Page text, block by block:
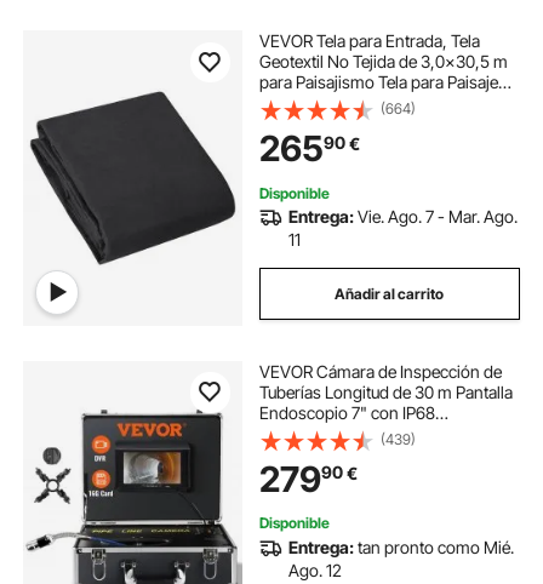
VEVOR Tela para Entrada, Tela
Geotextil No Tejida de 3,0x30,5 m
para Paisajismo Tela para Paisaje
Tela de Drenaje para Tuberías
Francesas, Tela para Control de
Malezas para Cobertura del Suelo
(664)
26590€
Disponible
Entrega:Vie. Ago. 7 - Mar. Ago.
11
Añadir al carrito
VEVOR Cámara de Inspección de
Tuberías Longitud de 30 m Pantalla
Endoscopio 7" con IP68
Impermeable DVR 12 LED Ajustable
16GB Tarjeta SD 1000TVL para
Tubería Alcantarillado Hogar
Drenaje Fontanería
(439)
27990€
Disponible
Entrega:tan pronto como Mié.
Ago. 12